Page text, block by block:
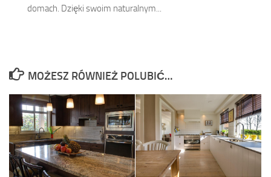
domach. Dzięki swoim naturalnym...
MOŻESZ RÓWNIEŻ POLUBIĆ…